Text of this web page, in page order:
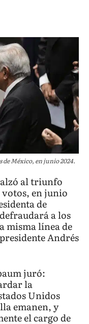
de México, en junio 2024.
al triunfo
votos, en junio
de
a los
misma línea de
Andrés
juró:
la
Unidos
emanen, y
el cargo de